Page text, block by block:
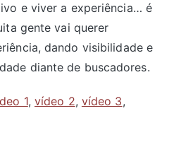
e viver a experiência… é
gente vai querer
dando visibilidade e
diante de buscadores.
1, vídeo 2, vídeo 3,